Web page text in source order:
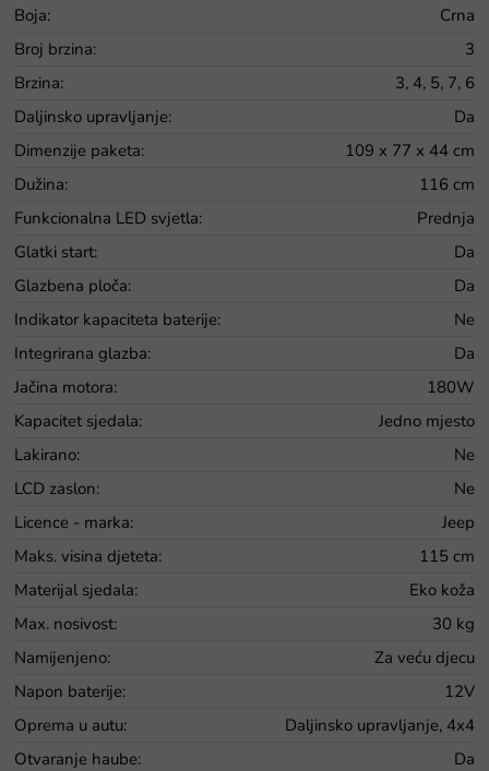
Boja:
Crna
Broj brzina:
3
Brzina:
3, 4, 5, 7, 6
Daljinsko upravljanje:
Da
Dimenzije paketa:
109 x 77 x 44 cm
Dužina:
116 cm
Funkcionalna LED svjetla:
Prednja
Glatki start:
Da
Glazbena ploča:
Da
Indikator kapaciteta baterije:
Ne
Integrirana glazba:
Da
Jačina motora:
180W
Kapacitet sjedala:
Jedno mjesto
Lakirano:
Ne
LCD zaslon:
Ne
Licence - marka:
Jeep
Maks. visina djeteta:
115 cm
Materijal sjedala:
Eko koža
Max. nosivost:
30 kg
Namijenjeno:
Za veću djecu
Napon baterije:
12V
Oprema u autu:
Daljinsko upravljanje, 4x4
Otvaranje haube:
Da